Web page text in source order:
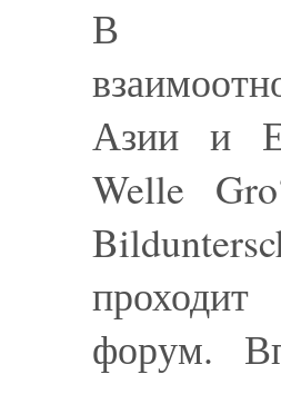
В
Азии и
Welle
форум.